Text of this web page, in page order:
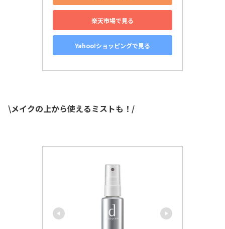
楽天市場で見る
Yahoo!ショッピングで見る
\メイクの上から使えるミストも！/